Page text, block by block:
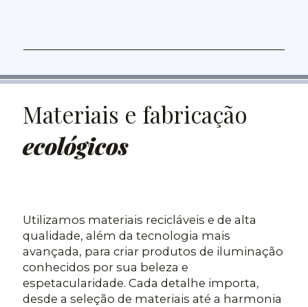
Materiais e fabricação
ecológicos
Utilizamos materiais recicláveis e de alta
qualidade, além da tecnologia mais
avançada, para criar produtos de iluminação
conhecidos por sua beleza e
espetacularidade. Cada detalhe importa,
desde a seleção de materiais até a harmonia